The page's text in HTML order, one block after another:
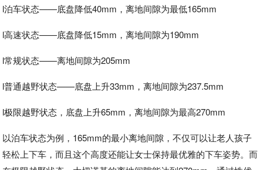
l泊车状态——底盘降低40mm，离地间隙为最低165mm
l高速状态——底盘降低15mm，离地间隙为190mm
l常规状态——离地间隙为205mm
l普通越野状态——底盘上升33mm，离地间隙为237.5mm
l极限越野状态，底盘上升65mm，离地间隙为最高270mm
以泊车状态为例，165mm的最小离地间隙，不仅可以让老人孩子
轻松上下车，而且这个高度还能让女士保持最优雅的下车姿势。而